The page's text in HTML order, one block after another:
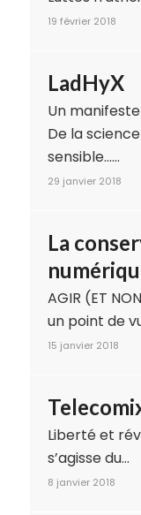
19 février 2018
LadHyX
Un manifeste
De la
sensible……
29 janvier 2018
La
AGIR (ET
un point de
15 janvier 2018
Liberté et
s’agisse du…
8 janvier 2018